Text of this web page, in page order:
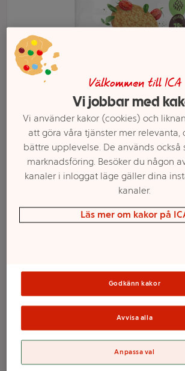
Riskakor
Friggs
Varumärke
Friggs
Produktinformation
Välj butik och handla
Sortimentet kan variera mellan
Välkommen till ICA
Vi jobbar med
Vi använder kakor (cookies) och
att göra våra tjänster mer relevanta,
bättre upplevelse. De används också
marknadsföring. Besöker du någon
kanaler i inloggat läge gäller dina
kanaler.
Läs mer om kakor på
Godkänn kakor
Avvisa alla
Anpassa val